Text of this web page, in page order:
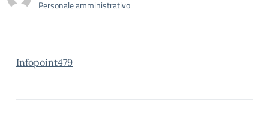
Personale amministrativo
Infopoint479